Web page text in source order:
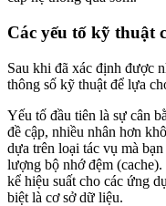
Các yếu tố kỹ thuật
Sau khi đã xác định được
thông số kỹ thuật để lựa
Yếu tố đầu tiên là sự cân
đề cập, nhiều nhân hơn
dựa trên loại tác vụ mà
lượng bộ nhớ đệm
kể hiệu suất cho các ứng
biệt là cơ sở dữ liệu.